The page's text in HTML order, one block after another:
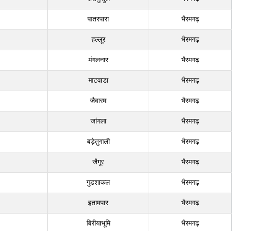
पातरपारा
भैरमगढ़
हल्‍लूर
भैरमगढ़
मंगलनार
भैरमगढ़
माटवाडा
भैरमगढ़
जैवारम
भैरमगढ़
जांगला
भैरमगढ़
बड़ेतुगाली
भैरमगढ़
जैगूर
भैरमगढ़
गुडशाकल
भैरमगढ़
इतामपार
भैरमगढ़
बिरीयाभूमि
भैरमगढ़